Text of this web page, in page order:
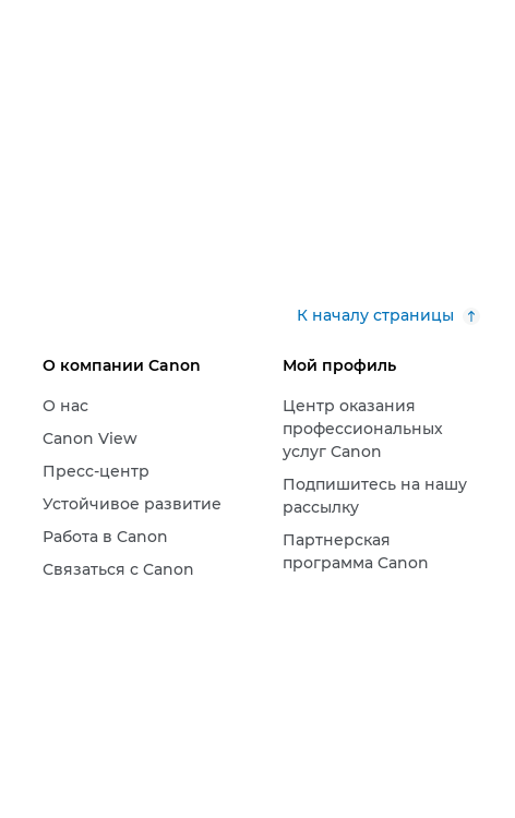
К началу страницы
О компании Canon
О нас
Canon View
Пресс-центр
Устойчивое развитие
Работа в Canon
Связаться с Canon
Мой профиль
Центр оказания
профессиональных
услуг Canon
Подпишитесь на нашу
рассылку
Партнерская
программа Canon